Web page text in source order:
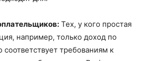
Тех, у кого простая
например, только доход по
требованиям к